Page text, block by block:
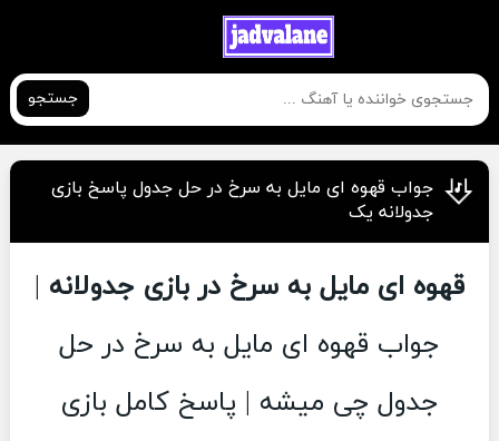
جستجو
جواب قهوه ای مایل به سرخ در حل جدول پاسخ بازی
جدولانه یک
قهوه ای مایل به سرخ در بازی جدولانه |
جواب قهوه ای مایل به سرخ در حل
جدول چی میشه | پاسخ کامل بازی